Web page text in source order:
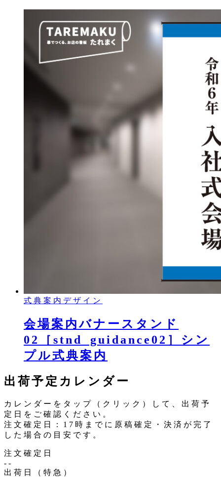
式典案内デザイン
会場案内バナースタンド
02［stnd_guidance02］シン
プル式典案内
出荷予定カレンダー
カレンダーをタップ（クリック）して、出荷予
定日をご確認ください。
注文確定日：17時までに原稿確定・決済が完了
した場合の目安です。
注文確定日
--
出荷日（特急）